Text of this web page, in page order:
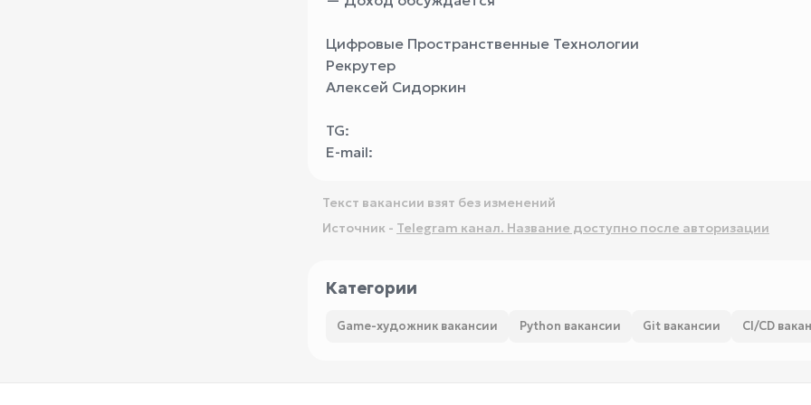
Цифровые Пространственные Технологии
Рекрутер
Алексей Сидоркин
TG:
E-mail:
Текст вакансии взят без изменений
Источник - Telegram канал. Название доступно после авторизации
Категории
Game-художник вакансии Python вакансии Git вакансии CI/CD